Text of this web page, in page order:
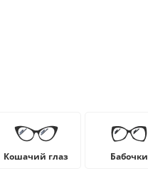
Кошачий глаз Бабочки